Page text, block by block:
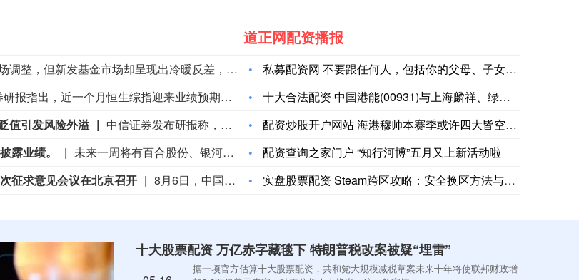
尽管7月A股市场调整，但新发基金市场却呈现出冷暖反差，多只主动权益新品募集成绩亮眼。普通投资者踊跃认购新基金的背后，是不少基金经理对于当前科技行情长周期属性的深度研判，公募普遍判断AI产业浪潮不是短期主题炒作，科技浪潮的演绎周期也远不止半年。
中信证券研报指出，近一个月恒生综指迎来业绩预期反转，中报超预期与利好预告推动全年盈利上修；而恒科指数受制于乘用车盈利分化及头部互联网平台资本开支扩张对短期利润率的压制，预期修复相对滞后。行业上，医疗保健（CXO与制药龙头驱动）、金融（券商资管与保险）、公用事业及周期运输景气上行；消费、地产及资讯科技预期遭下调。交易层面呈现资金回补超跌低位板块与交易高景气业绩动能的“双管齐下”特征。面对财报密集披露期与海内外宏观扰动，配置建议维持“红利防守+成长弹性”杠铃策略：防守端锁定高股息、低β“类债”资产；进攻端聚焦互联网巨头、双向资金加仓的机器人与生物科技，以及技术硬件与AI应用，兼顾创新药及工业金属的催化布局。
值引发风险外溢
中信证券发布研报称，美日联合干预外汇市场，旨在防范日元持续贬值引发风险外溢。日本面临的主要困境在于，其国内通胀持续低于日银目标水平，货币政策加息意愿有限，同时高市早苗内阁减税计划可能进一步扩大日本财政缺口，削弱投资者对日元资产的信心。而美国的担忧则在于，日本为稳定汇率或减持美国国债，在美债供给维持高位的背景下可能进一步推升长端利率。总体来看，美日短期干预汇市有助于稳定市场预期，但在两国利差仍处高位的情况下，日元持续大幅升值的空间有限。相较于日本股市，美股在盈利增长、行业结构及AI产业链方面仍具备更显著的优势。
露业绩。
未来一周将有百合股份、银河微电等263家AB股公司披露业绩。
征求意见会议在北京召开 8月6日，中国广告协会生成式引擎优化（GEO）团体标准第二次征求意见会议在北京召开。中国广告协会秘书长霍焰、副秘书长崔妍出席会议并深度参与标准研讨，来自央视网、抖音集团、阿里巴巴千问大模型、搜狐、360智见、利欧数字、微盟集团、深演智能、PureblueAI清蓝、钛镁AI、氧气科技、沙利文、泰和泰律所、国家广告研究院等GEO服务企业、互联网平台、大模型厂商、主流媒体、专业咨询机构、律师事务所及学术科研机构等全产业链各环节的专家代表参会，围绕中国广告协会三项GEO团体标准征求意见稿展开全面深度研讨，为标准完善建言献策。本次会议对7月8日首次征求意见以来GEO全产业链及监管部门等各方意见进行了全面系统梳理，后续协会将形成送审稿，持续推进标准完善工作，保障标准的权威性、专业性、普适性。
道正网配资播报
私募配资网 不要跟任何人，包括你的父母、子女、枕边人，分享这
十大合法配资 中国港能(00931)与上海麟祥、绿地金创及贵
配资炒股开户网站 海港穆帅本赛季或许四大皆空 但下个赛季就未
配资查询之家门户 “知行河博”五月又上新活动啦
实盘股票配资 Steam跨区攻略：安全换区方法与网络优化指南
十大股票配资 万亿赤字藏毯下 特朗普税改案被疑“埋雷”
据一项官方估算十大股票配资，共和党大规模减税草案未来十年将使联邦财政增